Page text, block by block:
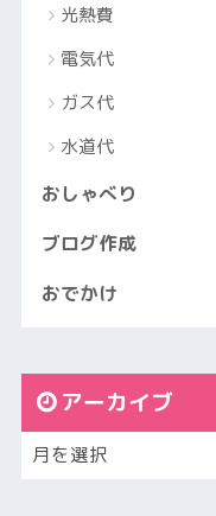
光熱費
電気代
ガス代
水道代
おしゃべり
ブログ作成
おでかけ
アーカイブ